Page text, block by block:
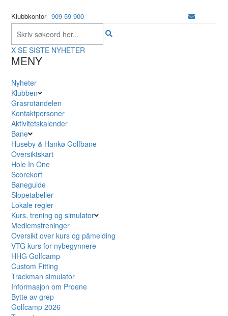
Klubbkontor 909 59 900
X SE SISTE NYHETER
MENY
Nyheter
Klubben
Grasrotandelen
Kontaktpersoner
Aktivitetskalender
Bane
Huseby & Hankø Golfbane
Oversiktskart
Hole In One
Scorekort
Baneguide
Slopetabeller
Lokale regler
Kurs, trening og simulator
Medlemstreninger
Oversikt over kurs og påmelding
VTG kurs for nybegynnere
HHG Golfcamp
Custom Fitting
Trackman simulator
Informasjon om Proene
Bytte av grep
Golfcamp 2026